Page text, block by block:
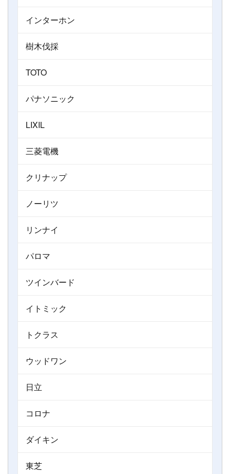
インターホン
樹木伐採
TOTO
パナソニック
LIXIL
三菱電機
クリナップ
ノーリツ
リンナイ
パロマ
ツインバード
イトミック
トクラス
ウッドワン
日立
コロナ
ダイキン
東芝